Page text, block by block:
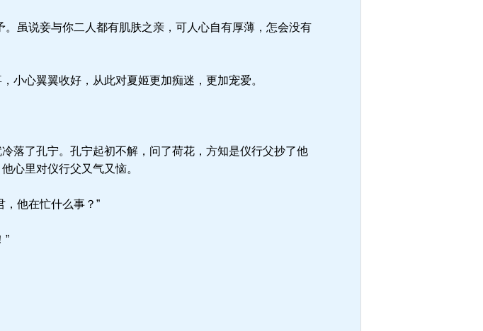
虽说妾与你二人都有肌肤之亲，可人心自有厚薄，怎会没有
心翼翼收好，从此对夏姬更加痴迷，更加宠爱。
落了孔宁。孔宁起初不解，问了荷花，方知是仪行父抄了他
心里对仪行父又气又恼。
他在忙什么事？”
”